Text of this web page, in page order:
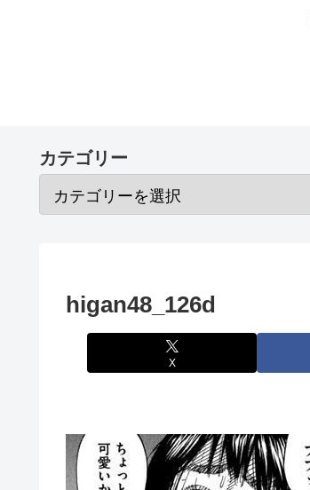
カテゴリー
higan48_126d
X